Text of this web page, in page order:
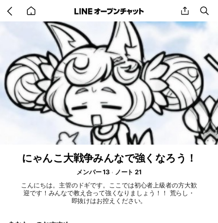
back
to
home
share
にゃんこ大戦争みんなで強くなろう！
メンバー 13
ノート 21
こんにちは。主管のドギです。ここでは初心者上級者の方大歓
迎です！みんなで教え合って強くなりましょう！！ 荒らし・
即抜けはお控えください。